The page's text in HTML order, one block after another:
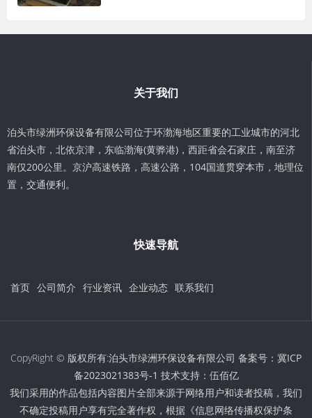
关于我们
泊头市绿洲环保设备有限公司位于环渤海地区重要的工业城市的河北
省泊头市，北依京津，东临渤海(黄骅港)，西距省会石家庄，南至济
南仅200公里。京沪高速铁路，高速公路，104国道贯穿本市，地理位
置，交通便利。
快速导航
首页 公司简介 行业资讯 企业动态 联系我们
CopyRight © 版权所有:泊头市绿洲环保设备有限公司 备案号： 冀ICP
备2023021383号-1 技术支持： 伍佰亿
我们采用的作品包括内容图片全部来源于网络用户和读者投稿，我们
不确定投稿用户享有完全著作权，根据《信息网络传播权保护条